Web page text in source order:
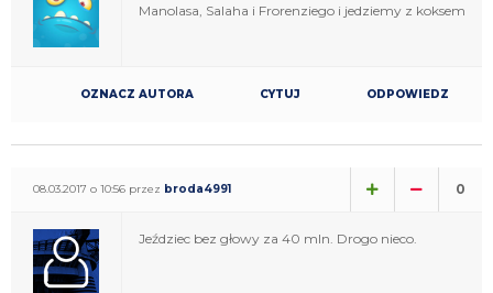
Manolasa, Salaha i Frorenziego i jedziemy z koksem
OZNACZ AUTORA CYTUJ ODPOWIEDZ
08.03.2017 o 10:56 przez broda4991 0
Jeździec bez głowy za 40 mln. Drogo nieco.